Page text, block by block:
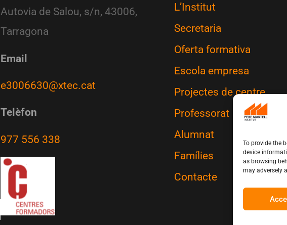
To provide the
device
as browsing
may adversely
Autovia de Salou, s/n, 43006,
Tarragona
Email
e3006630@xtec.cat
Telèfon
977 556 338
L’Institut
Secretaria
Oferta formativa
Escola empresa
Projectes de centre
Professorat
Alumnat
Famílies
Contacte